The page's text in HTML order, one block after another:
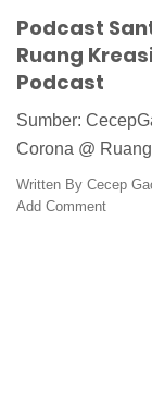
Podcast
Ruang
Podcast
Sumber:
Corona @
Written By Cecep
Add Comment